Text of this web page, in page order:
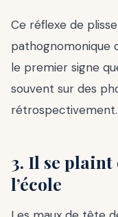
Ce réflexe de
pathognomonique
le premier signe
souvent sur des
rétrospectivement.
3. Il se plaint
l’école